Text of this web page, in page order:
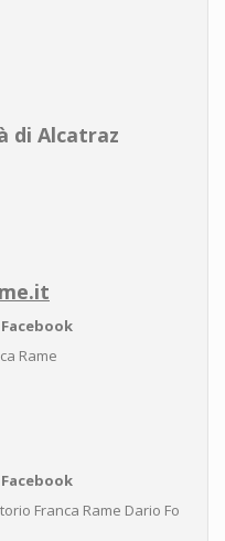
di Alcatraz
Rame
Franca Rame Dario Fo